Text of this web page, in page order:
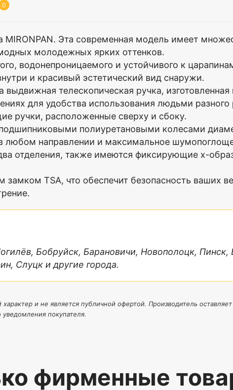
0
Эта современная модель имеет
молодежных ярких оттенков.
водонепроницаемого и устойчивого к
и красивый эстетический вид снаружи.
телескопическая ручка,
для удобства использования людьми
ручки, расположенные сверху и сбоку.
полиуретановыми колесами
любом направлении и максимальное
отделения, также имеются фиксирующие х-
TSA, что обеспечит безопасность ваших
Бобруйск, Барановичи, Новополоцк,
Слуцк и другие города.
и не является публичной офертой. Производитель
покупателя.
фирменные